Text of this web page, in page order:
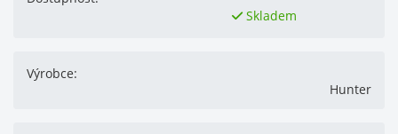
Skladem
Výrobce:
Hunter